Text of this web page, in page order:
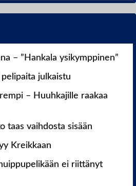
– ”Hankala ysikymppinen”
julkaistu
– Huuhkajille raakaa
taas vaihdosta sisään
Kreikkaan
ei riittänyt